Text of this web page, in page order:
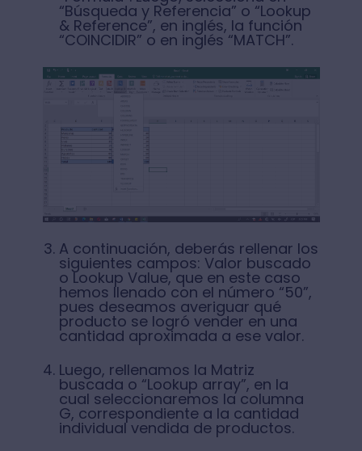
“Búsqueda y Referencia” o “Lookup
& Reference”, en inglés, la función
“COINCIDIR” o en inglés “MATCH”.
A continuación, deberás rellenar los
siguientes campos: Valor buscado
o Lookup Value, que en este caso
hemos llenado con el número “50”,
pues deseamos averiguar qué
producto se logró vender en una
cantidad aproximada a ese valor.
Luego, rellenamos la Matriz
buscada o “Lookup array”, en la
cual seleccionaremos la columna
G, correspondiente a la cantidad
individual vendida de productos.